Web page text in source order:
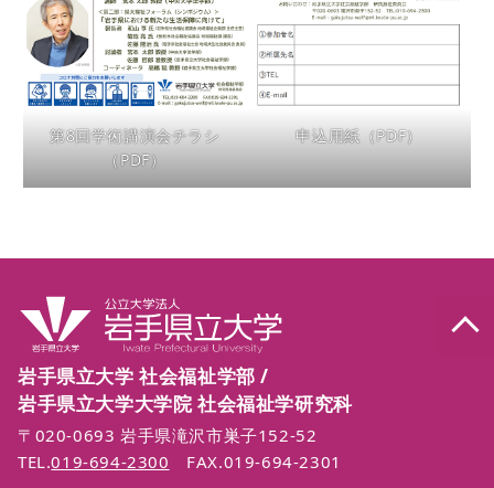
第8回学術講演会チラシ
（PDF）
申込用紙（PDF）
岩手県立大学 社会福祉学部 /
岩手県立大学大学院 社会福祉学研究科
〒020-0693 岩手県滝沢市巣子152-52
TEL.019-694-2300 FAX.019-694-2301